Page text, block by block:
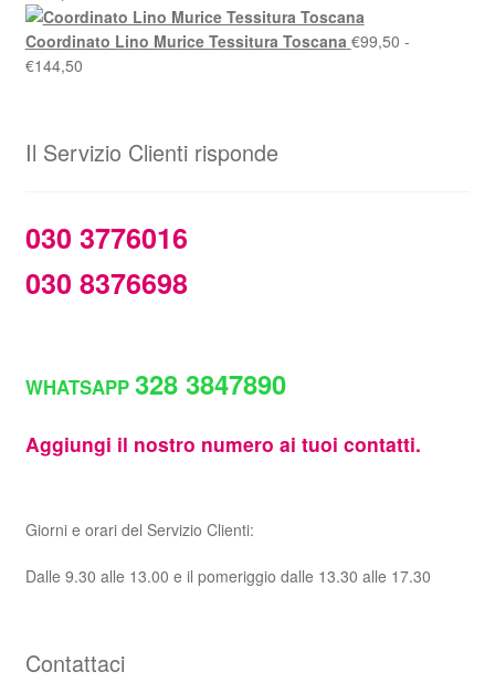
prezzo
originale
era:
prezzo
attuale
è:
Coordinato Lino Murice Tessitura Toscana €99,50 -
€144,50Fascia
€99,50
Il Servizio Clienti risponde
030 3776016
030 8376698
WHATSAPP 328 3847890
Aggiungi il nostro numero ai tuoi contatti.
Giorni e orari del Servizio Clienti:
Dalle 9.30 alle 13.00 e il pomeriggio dalle 13.30 alle 17.30
Contattaci